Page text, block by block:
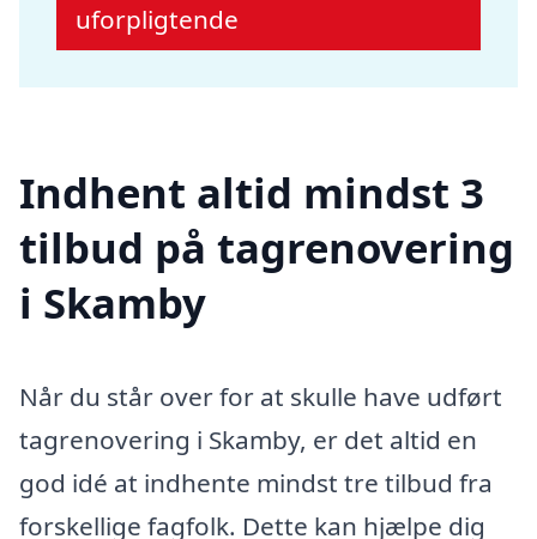
uforpligtende
Indhent altid mindst 3
tilbud på tagrenovering
i Skamby
Når du står over for at skulle have udført
tagrenovering i Skamby, er det altid en
god idé at indhente mindst tre tilbud fra
forskellige fagfolk. Dette kan hjælpe dig